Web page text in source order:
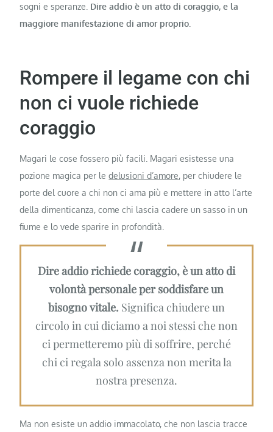
sogni e speranze. Dire addio è un atto di coraggio, e la
maggiore manifestazione di amor proprio.
Rompere il legame con chi
non ci vuole richiede
coraggio
Magari le cose fossero più facili. Magari esistesse una
pozione magica per ledelusioni d’amore, per chiudere le
porte del cuore a chi non ci ama più e mettere in atto l’arte
della dimenticanza, come chi lascia cadere un sasso in un
fiume e lo vede sparire in profondità.
Dire addio richiede coraggio, è un atto di
volontà personale per soddisfare un
bisogno vitale. Significa chiudere un
circolo in cui diciamo a noi stessi che non
ci permetteremo più di soffrire, perché
chi ci regala solo assenza non merita la
nostra presenza.
Ma non esiste un addio immacolato, che non lascia tracce